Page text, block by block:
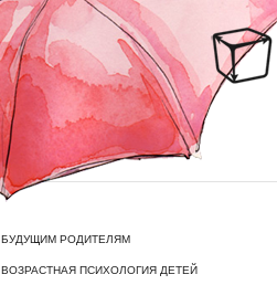
БУДУЩИМ РОДИТЕЛЯМ
ВОЗРАСТНАЯ ПСИХОЛОГИЯ ДЕТЕЙ